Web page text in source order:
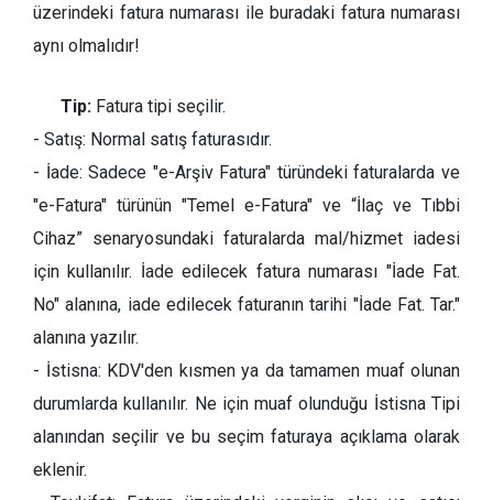
üzerindeki fatura numarası ile buradaki fatura numarası
aynı olmalıdır!
Tip: Fatura tipi seçilir.
- Satış: Normal satış faturasıdır.
- İade: Sadece "e-Arşiv Fatura" türündeki faturalarda ve
"e-Fatura" türünün "Temel e-Fatura" ve “İlaç ve Tıbbi
Cihaz” senaryosundaki faturalarda mal/hizmet iadesi
için kullanılır. İade edilecek fatura numarası "İade Fat.
No" alanına, iade edilecek faturanın tarihi "İade Fat. Tar."
alanına yazılır.
- İstisna: KDV'den kısmen ya da tamamen muaf olunan
durumlarda kullanılır. Ne için muaf olunduğu İstisna Tipi
alanından seçilir ve bu seçim faturaya açıklama olarak
eklenir.